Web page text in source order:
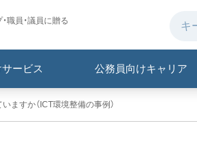
職員・議員に贈る
ービス 公務員向けキャリア
ますか（ICT環境整備の事例）